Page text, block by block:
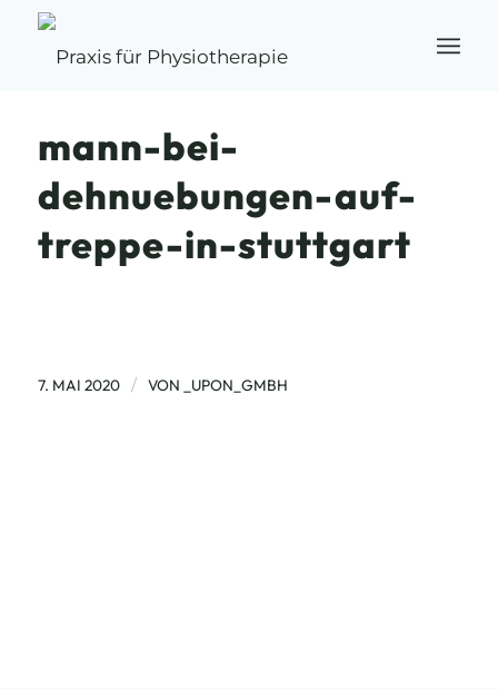
mann-bei-
dehnuebungen-auf-
treppe-in-stuttgart
7. MAI 2020 / VON _UPON_GMBH